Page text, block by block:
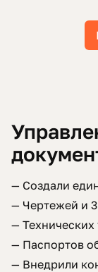
— Создали
— Чертежей и
— Технических
— Паспортов
— Внедрили